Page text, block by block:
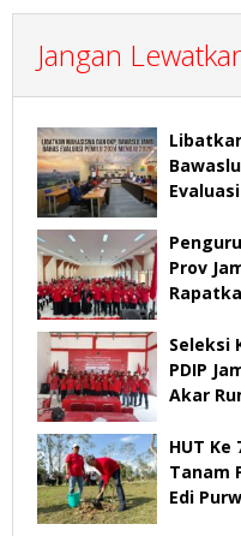
Jangan
Prov
Seleksi
PDIP
Akar
HUT Ke
Tanam
Edi